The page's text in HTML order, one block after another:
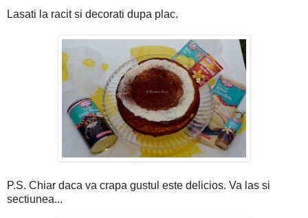
Lasati la racit si decorati dupa plac.
P.S. Chiar daca va crapa gustul este delicios. Va las si
sectiunea...